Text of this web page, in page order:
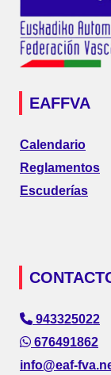
EAFFVA
Calendario
Reglamentos
Escuderías
943325022
676491862
info@eaf-